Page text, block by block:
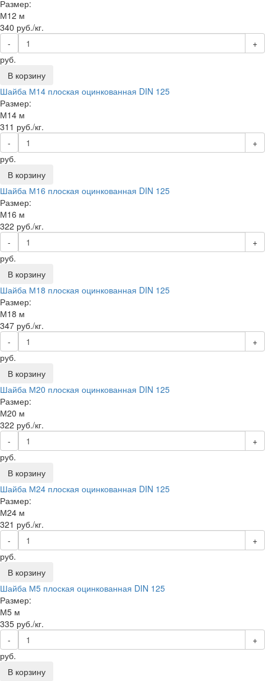
Размер:
М12 м
340 руб./кг.
-
+
руб.
В корзину
Шайба М14 плоская оцинкованная DIN 125
Размер:
М14 м
311 руб./кг.
-
+
руб.
В корзину
Шайба М16 плоская оцинкованная DIN 125
Размер:
М16 м
322 руб./кг.
-
+
руб.
В корзину
Шайба М18 плоская оцинкованная DIN 125
Размер:
М18 м
347 руб./кг.
-
+
руб.
В корзину
Шайба М20 плоская оцинкованная DIN 125
Размер:
М20 м
322 руб./кг.
-
+
руб.
В корзину
Шайба М24 плоская оцинкованная DIN 125
Размер:
М24 м
321 руб./кг.
-
+
руб.
В корзину
Шайба М5 плоская оцинкованная DIN 125
Размер:
М5 м
335 руб./кг.
-
+
руб.
В корзину